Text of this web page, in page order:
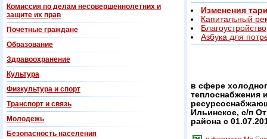
Комиссия по делам несовершеннолетних и
защите их прав
Почетные граждане
Образование
Здравоохранение
Культура
Физкультура и спорт
Транспорт и связь
Молодежь
Безопасность населения
Изменения
Капитальный
Благоустройство
Азбука для
в сфере
теплоснабжения
Ильинское, с/п
района с